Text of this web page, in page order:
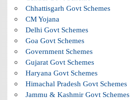
Chhattisgarh Govt Schemes
CM Yojana
Delhi Govt Schemes
Goa Govt Schemes
Government Schemes
Gujarat Govt Schemes
Haryana Govt Schemes
Himachal Pradesh Govt Schemes
Jammu & Kashmir Govt Schemes